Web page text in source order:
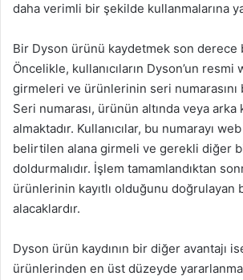
daha verimli bir şekilde kullanmalarına
Bir Dyson ürünü kaydetmek son derece
Öncelikle, kullanıcıların Dyson’un resmi
girmeleri ve ürünlerinin seri numarasını
Seri numarası, ürünün altında veya arka
almaktadır. Kullanıcılar, bu numarayı
belirtilen alana girmeli ve gerekli diğer
doldurmalıdır. İşlem tamamlandıktan
ürünlerinin kayıtlı olduğunu doğrulayan
alacaklardır.
Dyson ürün kaydının bir diğer avantajı
ürünlerinden en üst düzeyde